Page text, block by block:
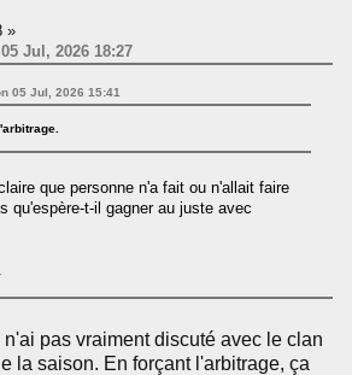
»
Jul, 2026 18:27
05 Jul, 2026 15:41
que personne n'a fait ou n'allait faire
qu'espère-t-il gagner au juste avec
n'ai pas vraiment discuté avec le clan
la saison. En forçant l'arbitrage, ça